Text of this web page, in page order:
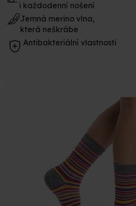
i každodenní nošení
Jemná merino vlna,
která neškrábe
Antibakteriální vlastnosti